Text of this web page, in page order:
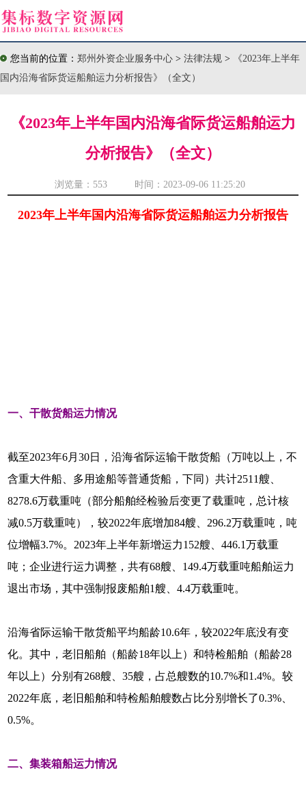
您当前的位置： 郑州外资企业服务中心 > 法律法规 >
《2023年上半年
国内沿海省际货运船舶运力分析报告》（全文）
《2023年上半年国内沿海省际货运船舶运力
分析报告》（全文）
浏览量： 553 时间：2023-09-06 11:25:20
2023年上半年国内沿海省际货运船舶运力分析报告
一、干散货船运力情况
截至2023年6月30日，沿海省际运输干散货船（万吨以上，不
含重大件船、多用途船等普通货船，下同）共计2511艘、
8278.6万载重吨（部分船舶经检验后变更了载重吨，总计核
减0.5万载重吨），较2022年底增加84艘、296.2万载重吨，吨
位增幅3.7%。2023年上半年新增运力152艘、446.1万载重
吨；企业进行运力调整，共有68艘、149.4万载重吨船舶运力
退出市场，其中强制报废船舶1艘、4.4万载重吨。
沿海省际运输干散货船平均船龄10.6年，较2022年底没有变
化。其中，老旧船舶（船龄18年以上）和特检船舶（船龄28
年以上）分别有268艘、35艘，占总艘数的10.7%和1.4%。较
2022年底，老旧船舶和特检船舶艘数占比分别增长了0.3%、
0.5%。
二、集装箱船运力情况